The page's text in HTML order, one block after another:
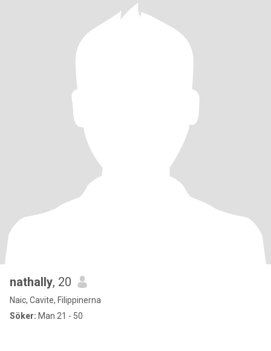
nathally, 20
Naic, Cavite, Filippinerna
Söker: Man 21 - 50